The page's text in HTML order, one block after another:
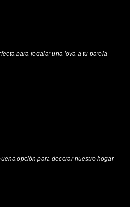
para regalar una joya a tu pareja
opción para decorar nuestro hogar